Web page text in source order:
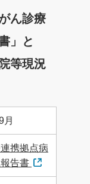
ん診療
」と
等現況
月
携拠点病
告書